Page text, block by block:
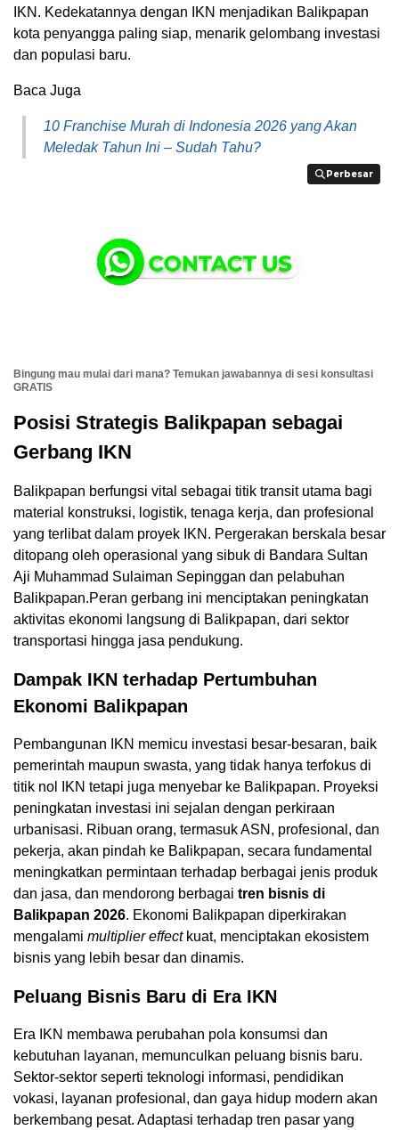
IKN. Kedekatannya dengan IKN menjadikan Balikpapan
kota penyangga paling siap, menarik gelombang investasi
dan populasi baru.
Baca Juga
10 Franchise Murah di Indonesia 2026 yang Akan
Meledak Tahun Ini – Sudah Tahu?
Perbesar
Perbesar
Bingung mau mulai dari mana? Temukan jawabannya di sesi konsultasi
GRATIS
Posisi Strategis Balikpapan sebagai
Gerbang IKN
Balikpapan berfungsi vital sebagai titik transit utama bagi
material konstruksi, logistik, tenaga kerja, dan profesional
yang terlibat dalam proyek IKN. Pergerakan berskala besar
ditopang oleh operasional yang sibuk di Bandara Sultan
Aji Muhammad Sulaiman Sepinggan dan pelabuhan
Balikpapan.Peran gerbang ini menciptakan peningkatan
aktivitas ekonomi langsung di Balikpapan, dari sektor
transportasi hingga jasa pendukung.
Dampak IKN terhadap Pertumbuhan
Ekonomi Balikpapan
Pembangunan IKN memicu investasi besar-besaran, baik
pemerintah maupun swasta, yang tidak hanya terfokus di
titik nol IKN tetapi juga menyebar ke Balikpapan. Proyeksi
peningkatan investasi ini sejalan dengan perkiraan
urbanisasi. Ribuan orang, termasuk ASN, profesional, dan
pekerja, akan pindah ke Balikpapan, secara fundamental
meningkatkan permintaan terhadap berbagai jenis produk
dan jasa, dan mendorong berbagai tren bisnis di
Balikpapan 2026. Ekonomi Balikpapan diperkirakan
mengalami multiplier effectkuat, menciptakan ekosistem
bisnis yang lebih besar dan dinamis.
Peluang Bisnis Baru di Era IKN
Era IKN membawa perubahan pola konsumsi dan
kebutuhan layanan, memunculkan peluang bisnis baru.
Sektor-sektor seperti teknologi informasi, pendidikan
vokasi, layanan profesional, dan gaya hidup modern akan
berkembang pesat. Adaptasi terhadap tren pasar yang